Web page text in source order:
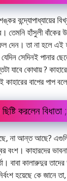
বন্দ্যোপাধ্যায়ের
হাঁসুলী বাঁকের
দেন। তা না হলে এই
সেদিনই পানার
যাবে কোথায় ?
কাহারের বাপের পাপ
ছিষ্টি করলেন
না আন্ত আছে? এগুলি
কাহারদের
বাবা কালারুদুর
হয়েছে কে জানে